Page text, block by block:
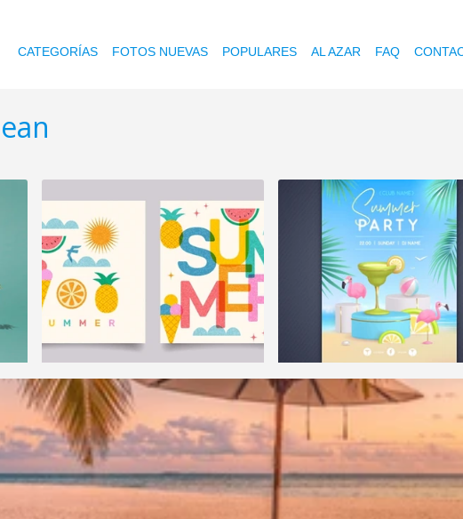
CATEGORÍAS FOTOS NUEVAS POPULARES AL AZAR FAQ